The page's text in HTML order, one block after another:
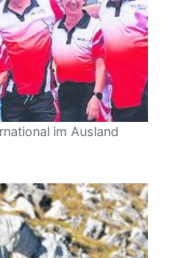
im Ausland